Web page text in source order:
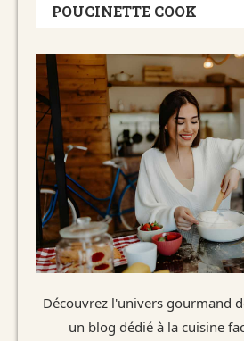
POUCINETTE COOK
Découvrez l'univers gourmand
un blog dédié à la cuisine